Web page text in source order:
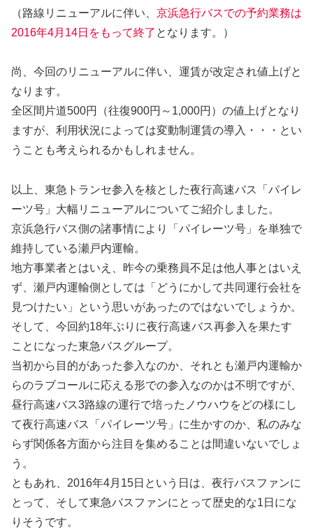
（路線リニューアルに伴い、 京浜急行バスでの予約業務は
2016年4月14日をもって終了 となります。）
尚、今回のリニューアルに伴い、運賃が改定され値上げと
なります。
全区間片道500円（往復900円～1,000円）の値上げとなり
ますが、利用状況によっては変動制運賃の導入・・・とい
うことも考えられるかもしれません。
以上、東急トランセ参入を核とした夜行高速バス「パイレ
ーツ号」大幅リニューアルについてご紹介しました。
京浜急行バス側の諸事情により「パイレーツ号」を単独で
維持している瀬戸内運輸。
地方事業者とはいえ、昨今の乗務員不足は他人事とはいえ
ず、瀬戸内運輸側としては「どうにかして共同運行会社を
見つけたい」という思いがあったのではないでしょうか。
そして、今回約18年ぶりに夜行高速バス再参入を果たす
ことになった東急バスグループ。
当初から目的があった参入なのか、それとも瀬戸内運輸か
らのラブコールに応える形での参入なのかは不明ですが、
昼行高速バス3路線の運行で培ったノウハウをどの様にし
て夜行高速バス「パイレーツ号」に生かすのか、私のみな
らず関係各方面から注目を集めることは間違いないでしょ
う。
ともあれ、2016年4月15日という日は、夜行バスファンに
とって、そして東急バスファンにとって歴史的な1日にな
りそうです。